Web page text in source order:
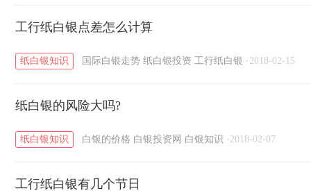
工行纸白银点差怎么计算
纸白银知识 国际白银走势 纸白银投资 工行纸白银 · 2018-02-15
纸白银的风险大吗?
纸白银知识 白银的价格 白银投资网 白银知识 · 2018-02-07
工行纸白银有几个节日